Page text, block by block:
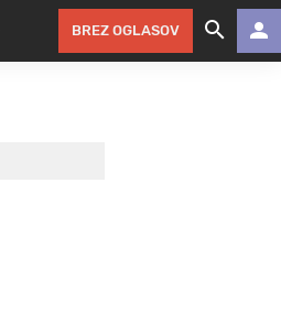
BREZ OGLASOV